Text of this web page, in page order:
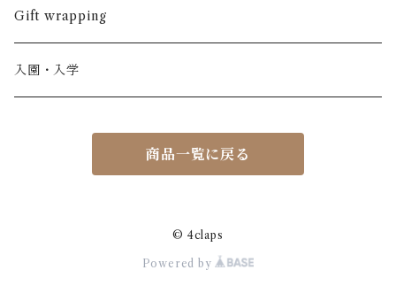
半ズボン
ワンピース
カーディガン / 羽織もの
BOBOCHOSES
BONHEUR DU JOUR
ウール
アルパカ
Italy / イタリア
NY / ニューヨーク
Spain / スペイン
男の子
女の子
くつ・帽子・Bag
Gift wrapping
入園・入学
商品一覧に戻る
© 4claps
Powered by